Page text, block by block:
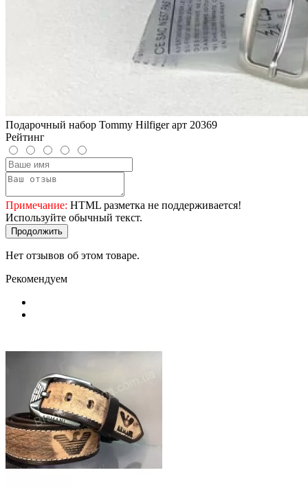
Подарочный набор Tommy Hilfiger арт 20369
Рейтинг
Примечание: HTML разметка не поддерживается!
Используйте обычный текст.
Продолжить
Нет отзывов об этом товаре.
Рекомендуем